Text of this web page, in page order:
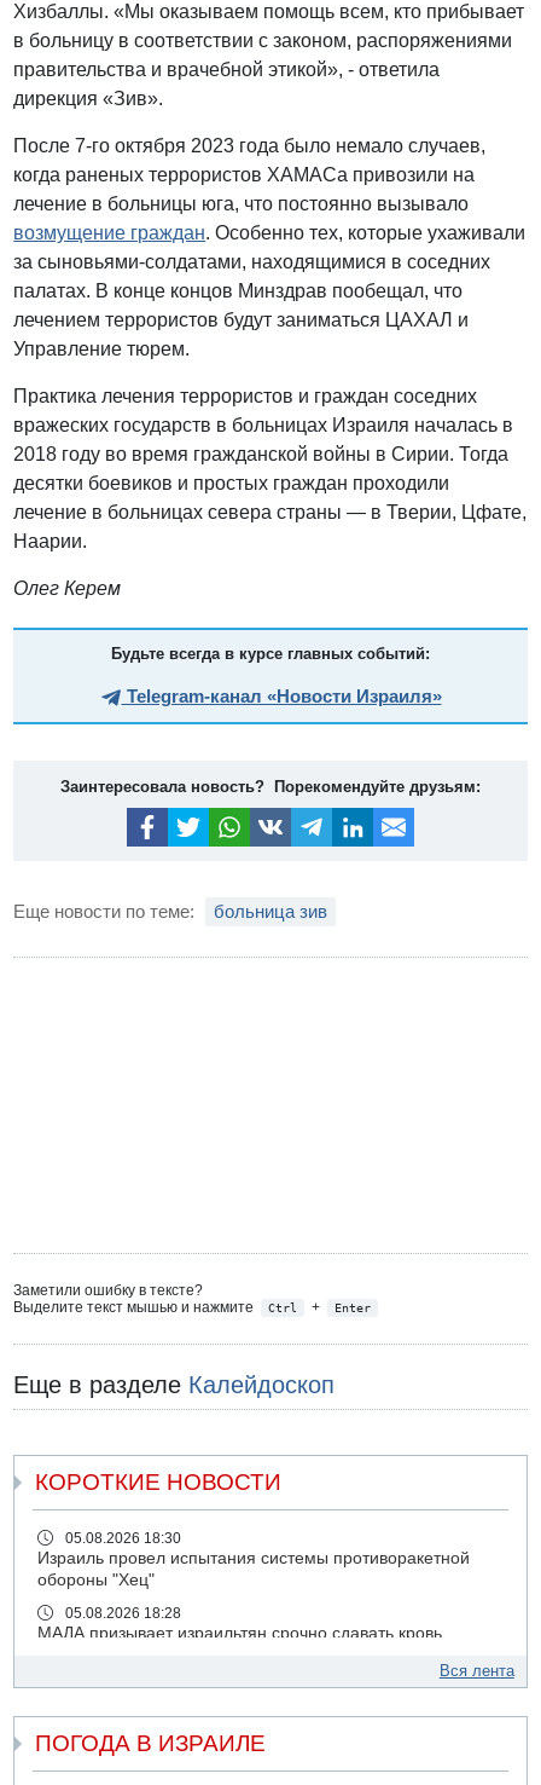
Хизбаллы. «Мы оказываем помощь всем, кто прибывает
в больницу в соответствии с законом, распоряжениями
правительства и врачебной этикой», - ответила
дирекция «Зив».
После 7-го октября 2023 года было немало случаев,
когда раненых террористов ХАМАСа привозили на
лечение в больницы юга, что постоянно вызывало
возмущение граждан. Особенно тех, которые ухаживали
за сыновьями-солдатами, находящимися в соседних
палатах. В конце концов Минздрав пообещал, что
лечением террористов будут заниматься ЦАХАЛ и
Управление тюрем.
Практика лечения террористов и граждан соседних
вражеских государств в больницах Израиля началась в
2018 году во время гражданской войны в Сирии. Тогда
десятки боевиков и простых граждан проходили
лечение в больницах севера страны — в Тверии, Цфате,
Наарии.
Олег Керем
Будьте всегда в курсе главных событий:
Telegram-канал «Новости Израиля»
Заинтересовала новость? Порекомендуйте друзьям:
Еще новости по теме: больница зив
Заметили ошибку в тексте?
Выделите текст мышью и нажмите
Ctrl + Enter
Еще в разделе Калейдоскоп
КОРОТКИЕ НОВОСТИ
05.08.2026 18:30
Израиль провел испытания системы противоракетной
обороны "Хец"
05.08.2026 18:28
МАДА призывает израильтян срочно сдавать кровь
Бывший посол Израиля в ООН Гилад Эрдан объявит в
05.08.2026 13:49
На севере Израиля на берег выбросило тело
Вся лента
ПОГОДА В ИЗРАИЛЕ